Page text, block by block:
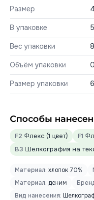
Размер
В упаковке
Вес упаковки
Объём упаковки
Размер упаковки
Способы
F2 Флекс (1 цвет) F1
B3 Шелкография на
Материал: хлопок 70%
Материал: деним
Вид нанесения: